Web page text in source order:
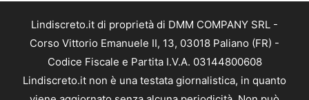
Lindiscreto.it di proprietà di DMM COMPANY SRL -
Corso Vittorio Emanuele II, 13, 03018 Paliano (FR) -
Codice Fiscale e Partita I.V.A. 03144800608
Lindiscreto.it non è una testata giornalistica, in quanto